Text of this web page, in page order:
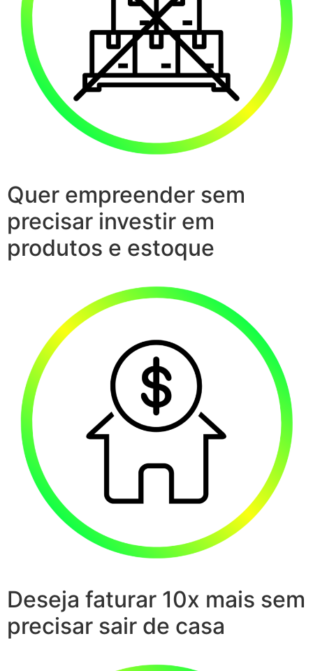
Quer empreender sem
precisar investir em
produtos e estoque
Deseja faturar 10x mais sem
precisar sair de casa